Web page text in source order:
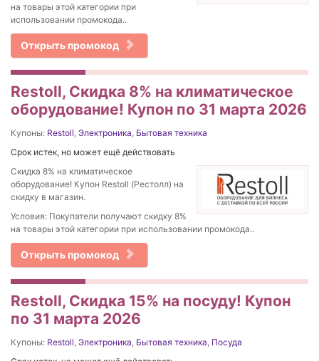
на товары этой категории при
использовании промокода..
Открыть промокод
Restoll, Скидка 8% на климатическое
оборудование! Купон по 31 марта 2026
Купоны: Restoll, Электроника, Бытовая техника
Срок истек, но может ещё действовать
Скидка 8% на климатическое
оборудование! Купон Restoll (Рестолл) на
скидку в магазин.
Условия: Покупатели получают скидку 8%
на товары этой категории при использовании промокода..
Открыть промокод
Restoll, Скидка 15% на посуду! Купон
по 31 марта 2026
Купоны: Restoll, Электроника, Бытовая техника, Посуда